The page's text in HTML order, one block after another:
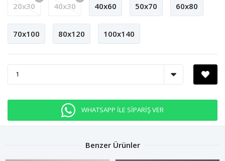
20x30 40x30 40x60 50x70 60x80
70x100 80x120 100x140
WHATSAPP İLE SİPARİŞ VER
Benzer Ürünler